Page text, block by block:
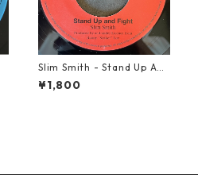
Slim Smith - Stand Up And
Fight 【7-21832】
¥1,800